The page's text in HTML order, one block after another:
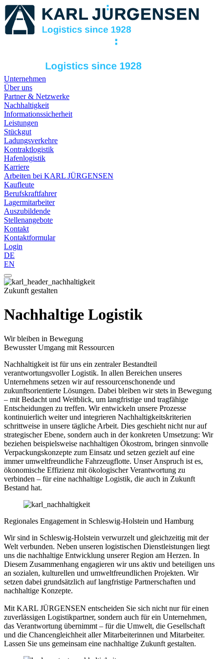
Unternehmen
Über uns
Partner & Netzwerke
Nachhaltigkeit
Informationssicherheit
Leistungen
Stückgut
Ladungsverkehre
Kontraktlogistik
Hafenlogistik
Karriere
Arbeiten bei KARL JÜRGENSEN
Kaufleute
Berufskraftfahrer
Lagermitarbeiter
Auszubildende
Stellenangebote
Kontakt
Kontaktformular
Login
DE
EN
Zukunft gestalten
Nachhaltige Logistik
Wir bleiben in Bewegung
Bewusster Umgang mit Ressourcen
Nachhaltigkeit ist für uns ein zentraler Bestandteil
verantwortungsvoller Logistik. In allen Bereichen unseres
Unternehmens setzen wir auf ressourcenschonende und
zukunftsorientierte Lösungen. Dabei bleiben wir stets in Bewegung
– mit Bedacht und Weitblick, um langfristige und tragfähige
Entscheidungen zu treffen. Wir entwickeln unsere Prozesse
kontinuierlich weiter und integrieren Nachhaltigkeitskriterien
schrittweise in unsere tägliche Arbeit. Dies geschieht nicht nur auf
strategischer Ebene, sondern auch in der konkreten Umsetzung: Wir
beziehen beispielsweise nachhaltigen Ökostrom, bringen sinnvolle
Verpackungskonzepte zum Einsatz und setzen gezielt auf eine
immer umweltfreundliche Fahrzeugflotte. Unser Anspruch ist es,
ökonomische Effizienz mit ökologischer Verantwortung zu
verbinden – für eine nachhaltige Logistik, die auch in Zukunft
Bestand hat.
Regionales Engagement in Schleswig-Holstein und Hamburg
Wir sind in Schleswig-Holstein verwurzelt und gleichzeitig mit der
Welt verbunden. Neben unseren logistischen Dienstleistungen liegt
uns die nachhaltige Entwicklung unserer Region am Herzen. In
Diesem Zusammenhang engagieren wir uns aktiv und beteiligen uns
an sozialen, kulturellen und umweltfreundlichen Projekten. Wir
setzen dabei grundsätzlich auf langfristige Partnerschaften und
nachhaltige Konzepte.
Mit KARL JÜRGENSEN entscheiden Sie sich nicht nur für einen
zuverlässigen Logistikpartner, sondern auch für ein Unternehmen,
das Verantwortung übernimmt – für die Umwelt, die Gesellschaft
und die Chancengleichheit aller Mitarbeiterinnen und Mitarbeiter.
Lassen Sie uns gemeinsam eine nachhaltige Zukunft gestalten.